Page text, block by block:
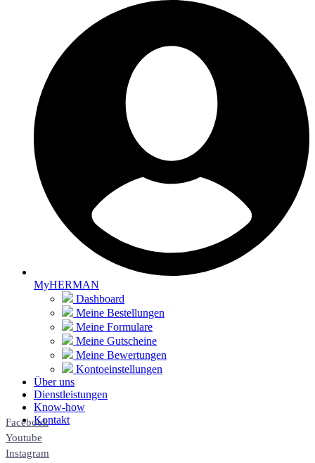
MyHERMAN
Dashboard
Meine Bestellungen
Meine Formulare
Meine Gutscheine
Meine Bewertungen
Kontoeinstellungen
Über uns
Dienstleistungen
Know-how
Kontakt
Facebook
Youtube
Instagram